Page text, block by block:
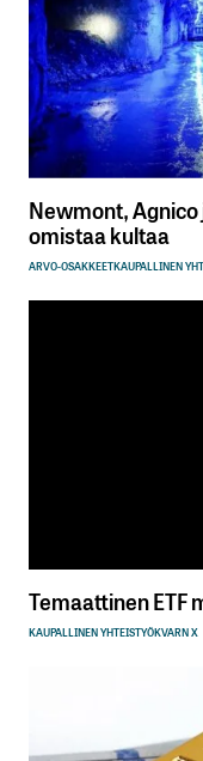
Newmont,
omistaa kultaa
ARVO-OSAKKEETKAUPALLINEN
Temaattinen ETF
KAUPALLINEN YHTEISTYÖKVARN X